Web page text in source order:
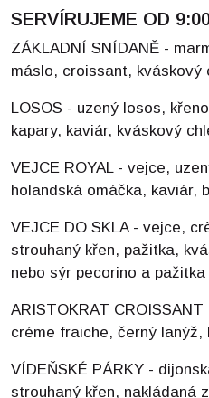
SERVÍRUJEME OD
ZÁKLADNÍ SNÍDANĚ -
máslo, croissant, kváskový
LOSOS - uzený losos,
kapary, kaviár, kváskový
VEJCE ROYAL - vejce,
holandská omáčka, kaviár,
VEJCE DO SKLA - vejce,
strouhaný křen, pažitka,
nebo sýr pecorino a pažitka
ARISTOKRAT
créme fraiche, černý lanýž,
VÍDEŇSKÉ PÁRKY -
strouhaný křen, nakládaná